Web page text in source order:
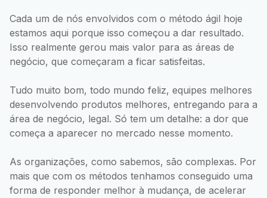
Cada um de nós envolvidos com o método ágil hoje
estamos aqui porque isso começou a dar resultado.
Isso realmente gerou mais valor para as áreas de
negócio, que começaram a ficar satisfeitas.
Tudo muito bom, todo mundo feliz, equipes melhores
desenvolvendo produtos melhores, entregando para a
área de negócio, legal. Só tem um detalhe: a dor que
começa a aparecer no mercado nesse momento.
As organizações, como sabemos, são complexas. Por
mais que com os métodos tenhamos conseguido uma
forma de responder melhor à mudança, de acelerar